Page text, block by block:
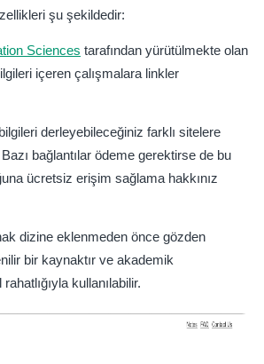
şu şekildedir:
Sciences tarafından yürütülmekte olan
içeren çalışmalara linkler
derleyebileceğiniz farklı sitelere
bağlantılar ödeme gerektirse de bu
ücretsiz erişim sağlama hakkınız
dizine eklenmeden önce gözden
bir kaynaktır ve akademik
kullanılabilir.